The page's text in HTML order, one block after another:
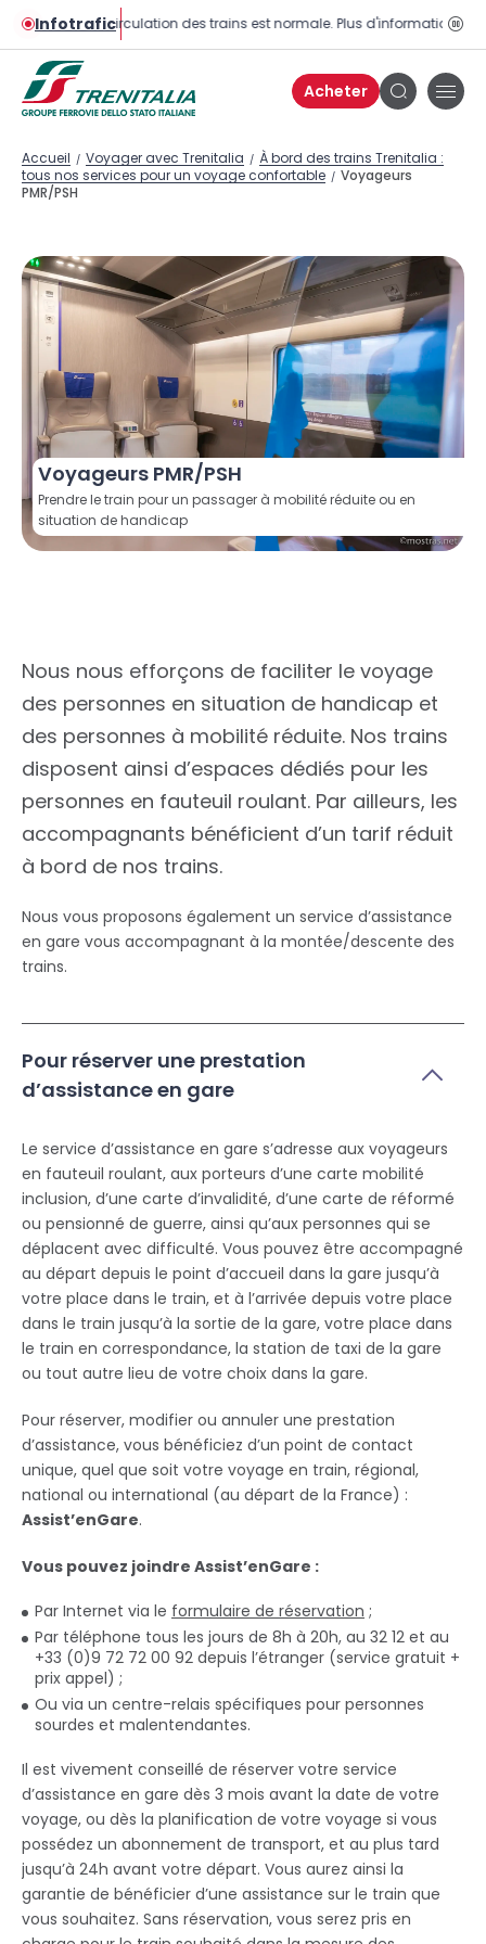
InfotraficLa circulation des trains est normale. Plus d'informations
Acheter
Bouton
recherche
Accueil / Voyager avec Trenitalia / À bord des trains Trenitalia :
tous nos services pour un voyage confortable / Voyageurs
PMR/PSH
Voyageurs PMR/PSH
Prendre le train pour un passager à mobilité réduite ou en
situation de handicap
Nous nous efforçons de faciliter le voyage
des personnes en situation de handicap et
des personnes à mobilité réduite. Nos trains
disposent ainsi d’espaces dédiés pour les
personnes en fauteuil roulant. Par ailleurs, les
accompagnants bénéficient d’un tarif réduit
à bord de nos trains.
Nous vous proposons également un service d’assistance
en gare vous accompagnant à la montée/descente des
trains.
Pour réserver une prestation
d’assistance en gare
Le service d’assistance en gare s’adresse aux voyageurs
en fauteuil roulant, aux porteurs d’une carte mobilité
inclusion, d’une carte d’invalidité, d’une carte de réformé
ou pensionné de guerre, ainsi qu’aux personnes qui se
déplacent avec difficulté. Vous pouvez être accompagné
au départ depuis le point d’accueil dans la gare jusqu’à
votre place dans le train, et à l’arrivée depuis votre place
dans le train jusqu’à la sortie de la gare, votre place dans
le train en correspondance, la station de taxi de la gare
ou tout autre lieu de votre choix dans la gare.
Pour réserver, modifier ou annuler une prestation
d’assistance, vous bénéficiez d’un point de contact
unique, quel que soit votre voyage en train, régional,
national ou international (au départ de la France) :
Assist’enGare.
Vous pouvez joindre Assist’enGare :
Par Internet via le formulaire de réservation ;
Par téléphone tous les jours de 8h à 20h, au 32 12 et au
+33 (0)9 72 72 00 92 depuis l’étranger (service gratuit +
prix appel) ;
Ou via un centre-relais spécifiques pour personnes
sourdes et malentendantes.
Il est vivement conseillé de réserver votre service
d’assistance en gare dès 3 mois avant la date de votre
voyage, ou dès la planification de votre voyage si vous
possédez un abonnement de transport, et au plus tard
jusqu’à 24h avant votre départ. Vous aurez ainsi la
garantie de bénéficier d’une assistance sur le train que
vous souhaitez. Sans réservation, vous serez pris en